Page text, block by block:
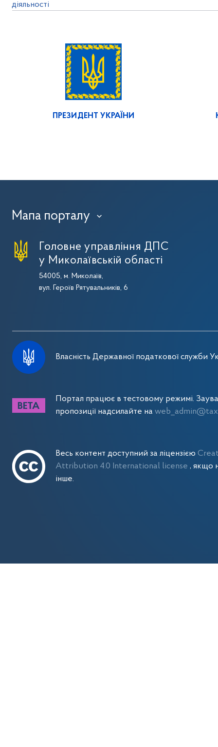
діяльності
ПРЕЗИДЕНТ УКРАЇНИ
Мапа порталу ›
Головне управління ДПС
у Миколаївській області
54005, м. Миколаїв,
вул. Героїв Рятувальників, 6
Власність Державної податкової служби
Портал працює в тестовому режимі.
пропозиції надсилайте на
Весь контент доступний за ліцензією
Attribution 4.0 International license, якщо
інше.